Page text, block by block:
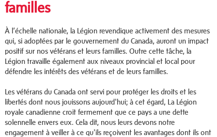
familles
À l’échelle nationale, la Légion revendique activement des mesures
qui, si adoptées par le gouvernement du Canada, auront un impact
positif sur nos vétérans et leurs familles. Outre cette tâche, la
Légion travaille également aux niveaux provincial et local pour
défendre les intérêts des vétérans et de leurs familles.
Les vétérans du Canada ont servi pour protéger les droits et les
libertés dont nous jouissons aujourd'hui; à cet égard, La Légion
royale canadienne croit fermement que ce pays a une dette
solennelle envers eux. Cela dit, nous leurs devons notre
engagement à veiller à ce qu'ils reçoivent les avantages dont ils ont